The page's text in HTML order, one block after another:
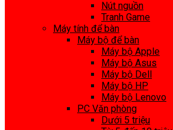
Nút nguồn
Tranh Game
Máy tính để bàn
Máy bộ để bàn
Máy bộ Apple
Máy bộ Asus
Máy bộ Dell
Máy bộ HP
Máy bộ Lenovo
PC Văn phòng
Dưới 5 triệu